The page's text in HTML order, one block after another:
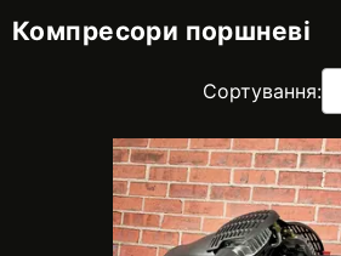
Компресори поршневі
Сортування: